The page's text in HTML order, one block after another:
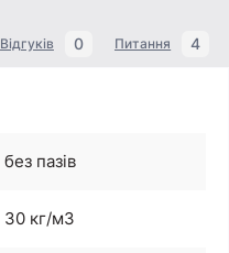
Відгуків 0 Питання 4
без пазів
30 кг/м3